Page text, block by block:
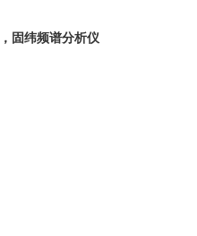
，固纬频谱分析仪